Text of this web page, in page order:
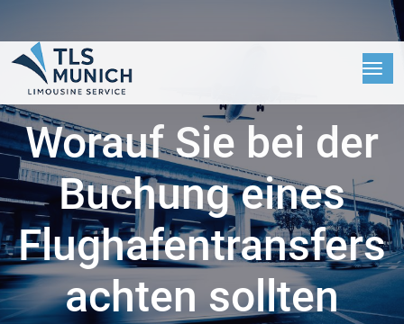
Worauf Sie bei der
Buchung eines
Flughafentransfers
achten sollten